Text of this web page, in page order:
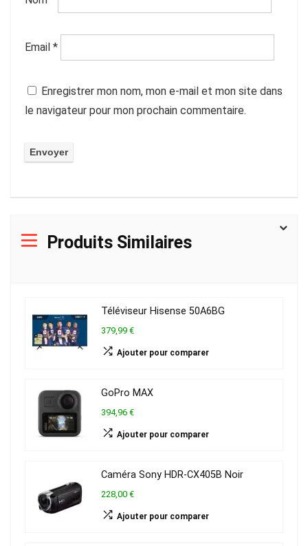
Email *
Enregistrer mon nom, mon e-mail et mon site dans
le navigateur pour mon prochain commentaire.
Produits Similaires
Téléviseur Hisense 50A6BG
379,99 €
Ajouter pour comparer
GoPro MAX
394,96 €
Ajouter pour comparer
Caméra Sony HDR-CX405B Noir
228,00 €
Ajouter pour comparer